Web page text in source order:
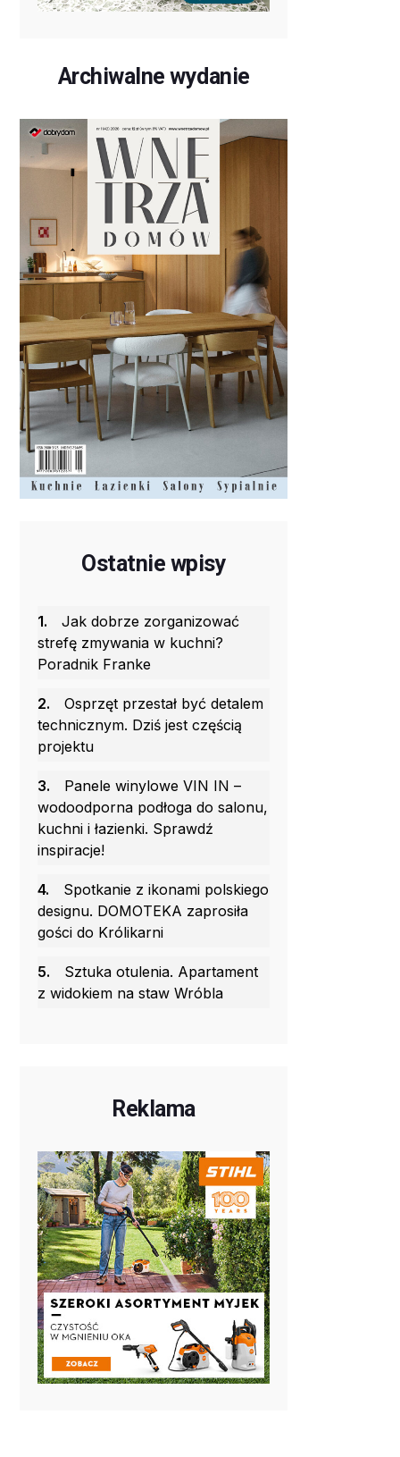
Archiwalne wydanie
Ostatnie wpisy
1.
Jak dobrze zorganizować
strefę zmywania w kuchni?
Poradnik Franke
2.
Osprzęt przestał być detalem
technicznym. Dziś jest częścią
projektu
3.
Panele winylowe VIN IN –
wodoodporna podłoga do salonu,
kuchni i łazienki. Sprawdź
inspiracje!
4.
Spotkanie z ikonami polskiego
designu. DOMOTEKA zaprosiła
gości do Królikarni
5.
Sztuka otulenia. Apartament
z widokiem na staw Wróbla
Reklama